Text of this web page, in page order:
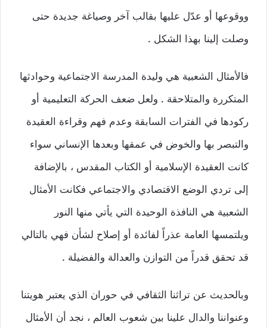
ووقوعها أو عدّل عليها بقالب آخر وصياغة جديدة حتى
وصلت إلينا بهذا الشكل .
فالأمثال الشعبية هي وليدة المدرسة الاجتماعية وحوادثها
المتكررة والمتلاحقة . ولعل ضعف الحركة التعليمية أو
ركودها في الفترات السابقة وعدم فهم وقراءة العقيدة
والتبصر بها والخوض في عمقها وبعدها الإنساني سواء
كانت العقيدة الإسلامية أو الكتاب المقدس ، بالإضافة
إلى تردي الوضع الاقتصادي والاجتماعي فكانت الأمثال
الشعبية هي النافذة الوحيدة التي يأتي منها النور
ويلتمسها العامة عذراً لفائدة أو إصلاح لشأن فهي بالتالي
قد تحقق قدراً من التوازن والعدالة والفضيلة .
وبالحديث عن تراثنا الثقافي في حوران الذي يعتبر هويتنا
وعنواننا والدال علينا بين شعوب العالم ، نجد أن الأمثال